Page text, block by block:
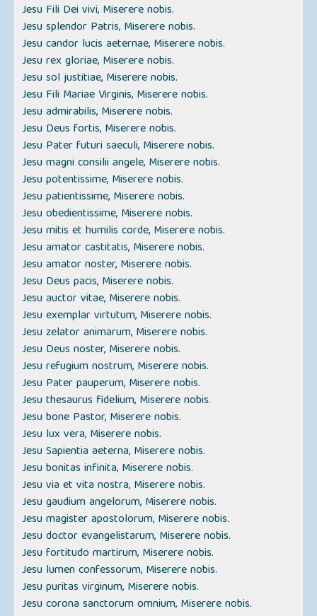
Jesu Fili Dei vivi, Miserere nobis.
Jesu splendor Patris, Miserere nobis.
Jesu candor lucis aeternae, Miserere nobis.
Jesu rex gloriae, Miserere nobis.
Jesu sol justitiae, Miserere nobis.
Jesu Fili Mariae Virginis, Miserere nobis.
Jesu admirabilis, Miserere nobis.
Jesu Deus fortis, Miserere nobis.
Jesu Pater futuri saeculi, Miserere nobis.
Jesu magni consilii angele, Miserere nobis.
Jesu potentissime, Miserere nobis.
Jesu patientissime, Miserere nobis.
Jesu obedientissime, Miserere nobis.
Jesu mitis et humilis corde, Miserere nobis.
Jesu amator castitatis, Miserere nobis.
Jesu amator noster, Miserere nobis.
Jesu Deus pacis, Miserere nobis.
Jesu auctor vitae, Miserere nobis.
Jesu exemplar virtutum, Miserere nobis.
Jesu zelator animarum, Miserere nobis.
Jesu Deus noster, Miserere nobis.
Jesu refugium nostrum, Miserere nobis.
Jesu Pater pauperum, Miserere nobis.
Jesu thesaurus fidelium, Miserere nobis.
Jesu bone Pastor, Miserere nobis.
Jesu lux vera, Miserere nobis.
Jesu Sapientia aeterna, Miserere nobis.
Jesu bonitas infinita, Miserere nobis.
Jesu via et vita nostra, Miserere nobis.
Jesu gaudium angelorum, Miserere nobis.
Jesu magister apostolorum, Miserere nobis.
Jesu doctor evangelistarum, Miserere nobis.
Jesu fortitudo martirum, Miserere nobis.
Jesu lumen confessorum, Miserere nobis.
Jesu puritas virginum, Miserere nobis.
Jesu corona sanctorum omnium, Miserere nobis.